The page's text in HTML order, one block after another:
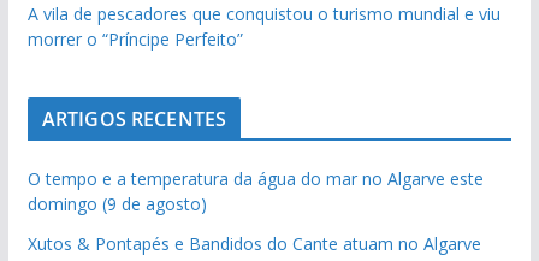
A vila de pescadores que conquistou o turismo mundial e viu
morrer o “Príncipe Perfeito”
ARTIGOS RECENTES
O tempo e a temperatura da água do mar no Algarve este
domingo (9 de agosto)
Xutos & Pontapés e Bandidos do Cante atuam no Algarve